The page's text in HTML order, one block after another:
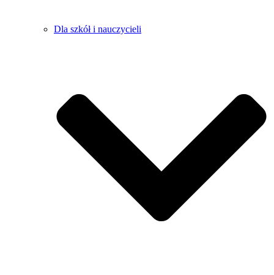
Dla szkół i nauczycieli